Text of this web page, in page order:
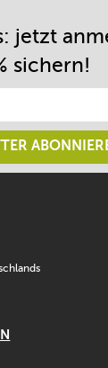
jetzt
sichern!